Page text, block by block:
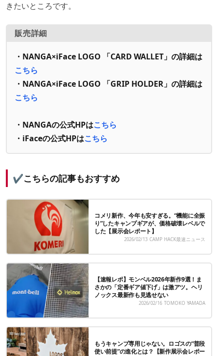
きたいところです。
販売詳細
・NANGA×iFace LOGO 「CARD WALLET」の詳細は
こちら
・NANGA×iFace LOGO 「GRIP HOLDER」の詳細は
こちら
・NANGAの公式HPはこちら
・iFaceの公式HPはこちら
✔️こちらの記事もおすすめ
コメリ新作、今年も安すぎる。“機能に全振
り”したキャンプギアが、価格破壊レベルで
した【展示会レポート】
2026/02/13 CAMP HACK最速ニュース
【速報レポ】モンベル2026年新作9選！ま
さかの「定番ギア値下げ」は激アツ。ヘリ
ノックス最新作も見逃せない
2026/02/16 TOMOKO YAMADA
もうキャンプ専用じゃない。ロゴスの“普段
使い前提”の進化とは？【新作展示会レポー